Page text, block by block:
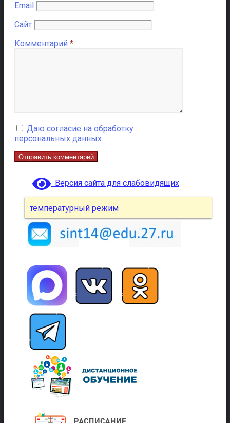
Email
Сайт
Комментарий *
Даю согласие на обработку
персональных данных
Версия сайта для слабовидящих
температурный режим